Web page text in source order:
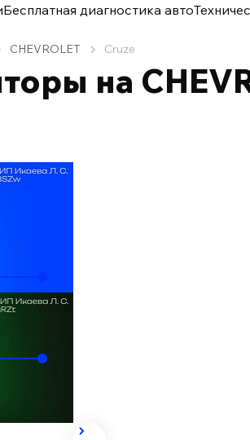
Бесплатная диагностика авто
CHEVROLET Cruze
на